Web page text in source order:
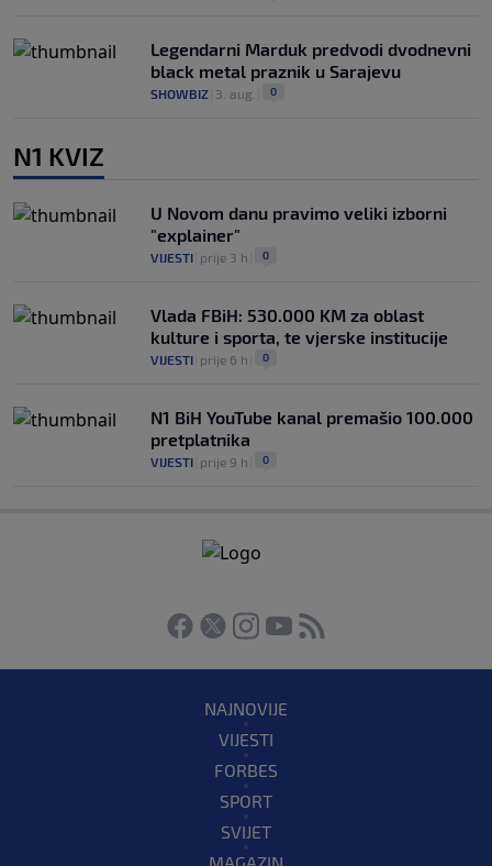
Legendarni Marduk predvodi dvodnevni
black metal praznik u Sarajevu
SHOWBIZ 3. aug. 0
N1 KVIZ
U Novom danu pravimo veliki izborni
"explainer"
VIJESTI prije 3 h 0
Vlada FBiH: 530.000 KM za oblast
kulture i sporta, te vjerske institucije
VIJESTI prije 6 h 0
N1 BiH YouTube kanal premašio 100.000
pretplatnika
VIJESTI prije 9 h 0
NAJNOVIJE
VIJESTI
FORBES
SPORT
SVIJET